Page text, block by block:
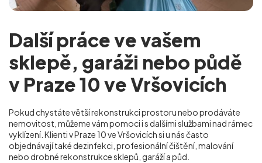
Další práce ve vašem
sklepě, garáži nebo půdě
v Praze 10 ve Vršovicích
Pokud chystáte větší rekonstrukci prostoru nebo prodáváte
nemovitost, můžeme vám pomoci i s dalšími službami nad rámec
vyklízení. Klienti v Praze 10 ve Vršovicíchsi u nás často
objednávají také dezinfekci, profesionální čištění, malování
nebo drobné rekonstrukce sklepů, garáží a půd.